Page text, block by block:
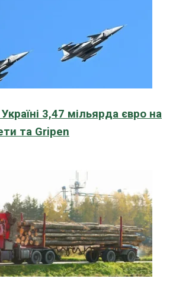
3,47 мільярда євро на
та Gripen